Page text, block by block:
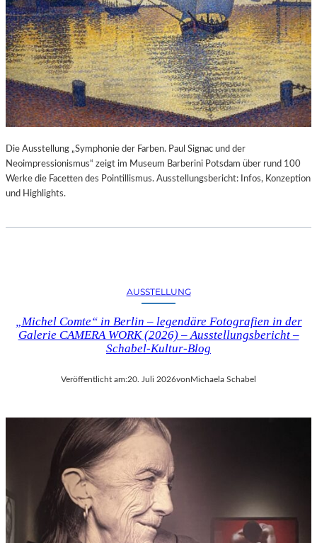
Die Ausstellung „Symphonie der Farben. Paul Signac und der
Neoimpressionismus“ zeigt im Museum Barberini Potsdam über rund 100
Werke die Facetten des Pointillismus. Ausstellungsbericht: Infos, Konzeption
und Highlights.
AUSSTELLUNG
„Michel Comte“ in Berlin – legendäre Fotografien in der
Galerie CAMERA WORK (2026) – Ausstellungsbericht –
Schabel-Kultur-Blog
Veröffentlicht am:20. Juli 2026vonMichaela Schabel